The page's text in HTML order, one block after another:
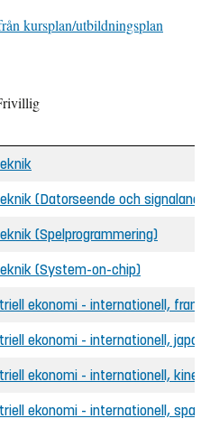
kursplan/utbildningsplan
(Datorseende och
(Spelprogrammering)
(System-on-chip)
ekonomi - internationell,
ekonomi - internationell,
ekonomi - internationell,
ekonomi - internationell,